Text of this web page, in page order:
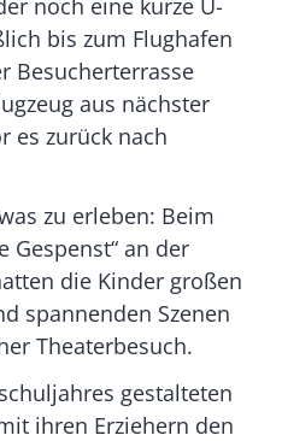
bis zum Flughafen
Besucherterrasse
aus nächster
es zurück nach
zu erleben: Beim
Gespenst“ an der
die Kinder großen
spannenden Szenen
Theaterbesuch.
gestalteten
ihren Erziehern den